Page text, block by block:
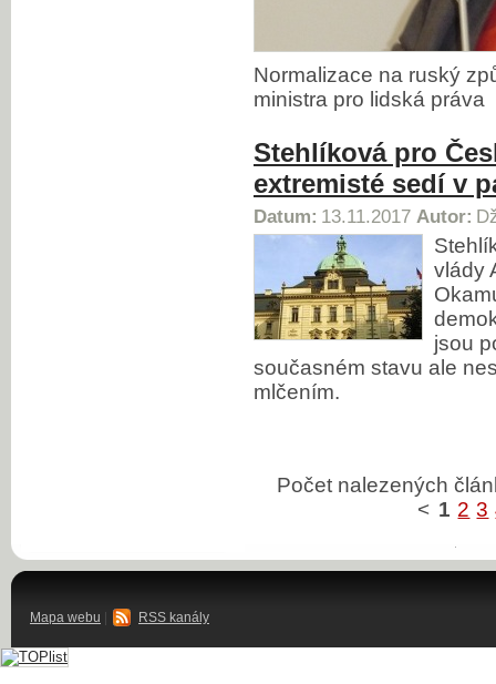
Normalizace na ruský
ministra pro lidská práva
Stehlíková pro
extremisté sedí v
Datum: 13.11.2017 Autor:
vlády
jsou
současném stavu ale
mlčením.
Počet nalezených
< 1 2 3
Mapa webu RSS kanály